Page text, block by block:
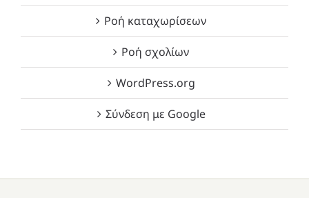
Ροή καταχωρίσεων
Ροή σχολίων
WordPress.org
Σύνδεση με Google